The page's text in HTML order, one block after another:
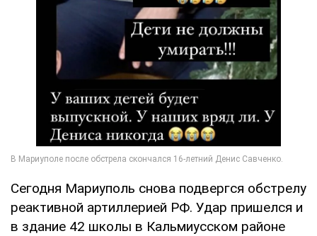
Сегодня Мариуполь снова подвергся обстрелу
реактивной артиллерией РФ. Удар пришелся и
в здание 42 школы в Кальмиусском районе